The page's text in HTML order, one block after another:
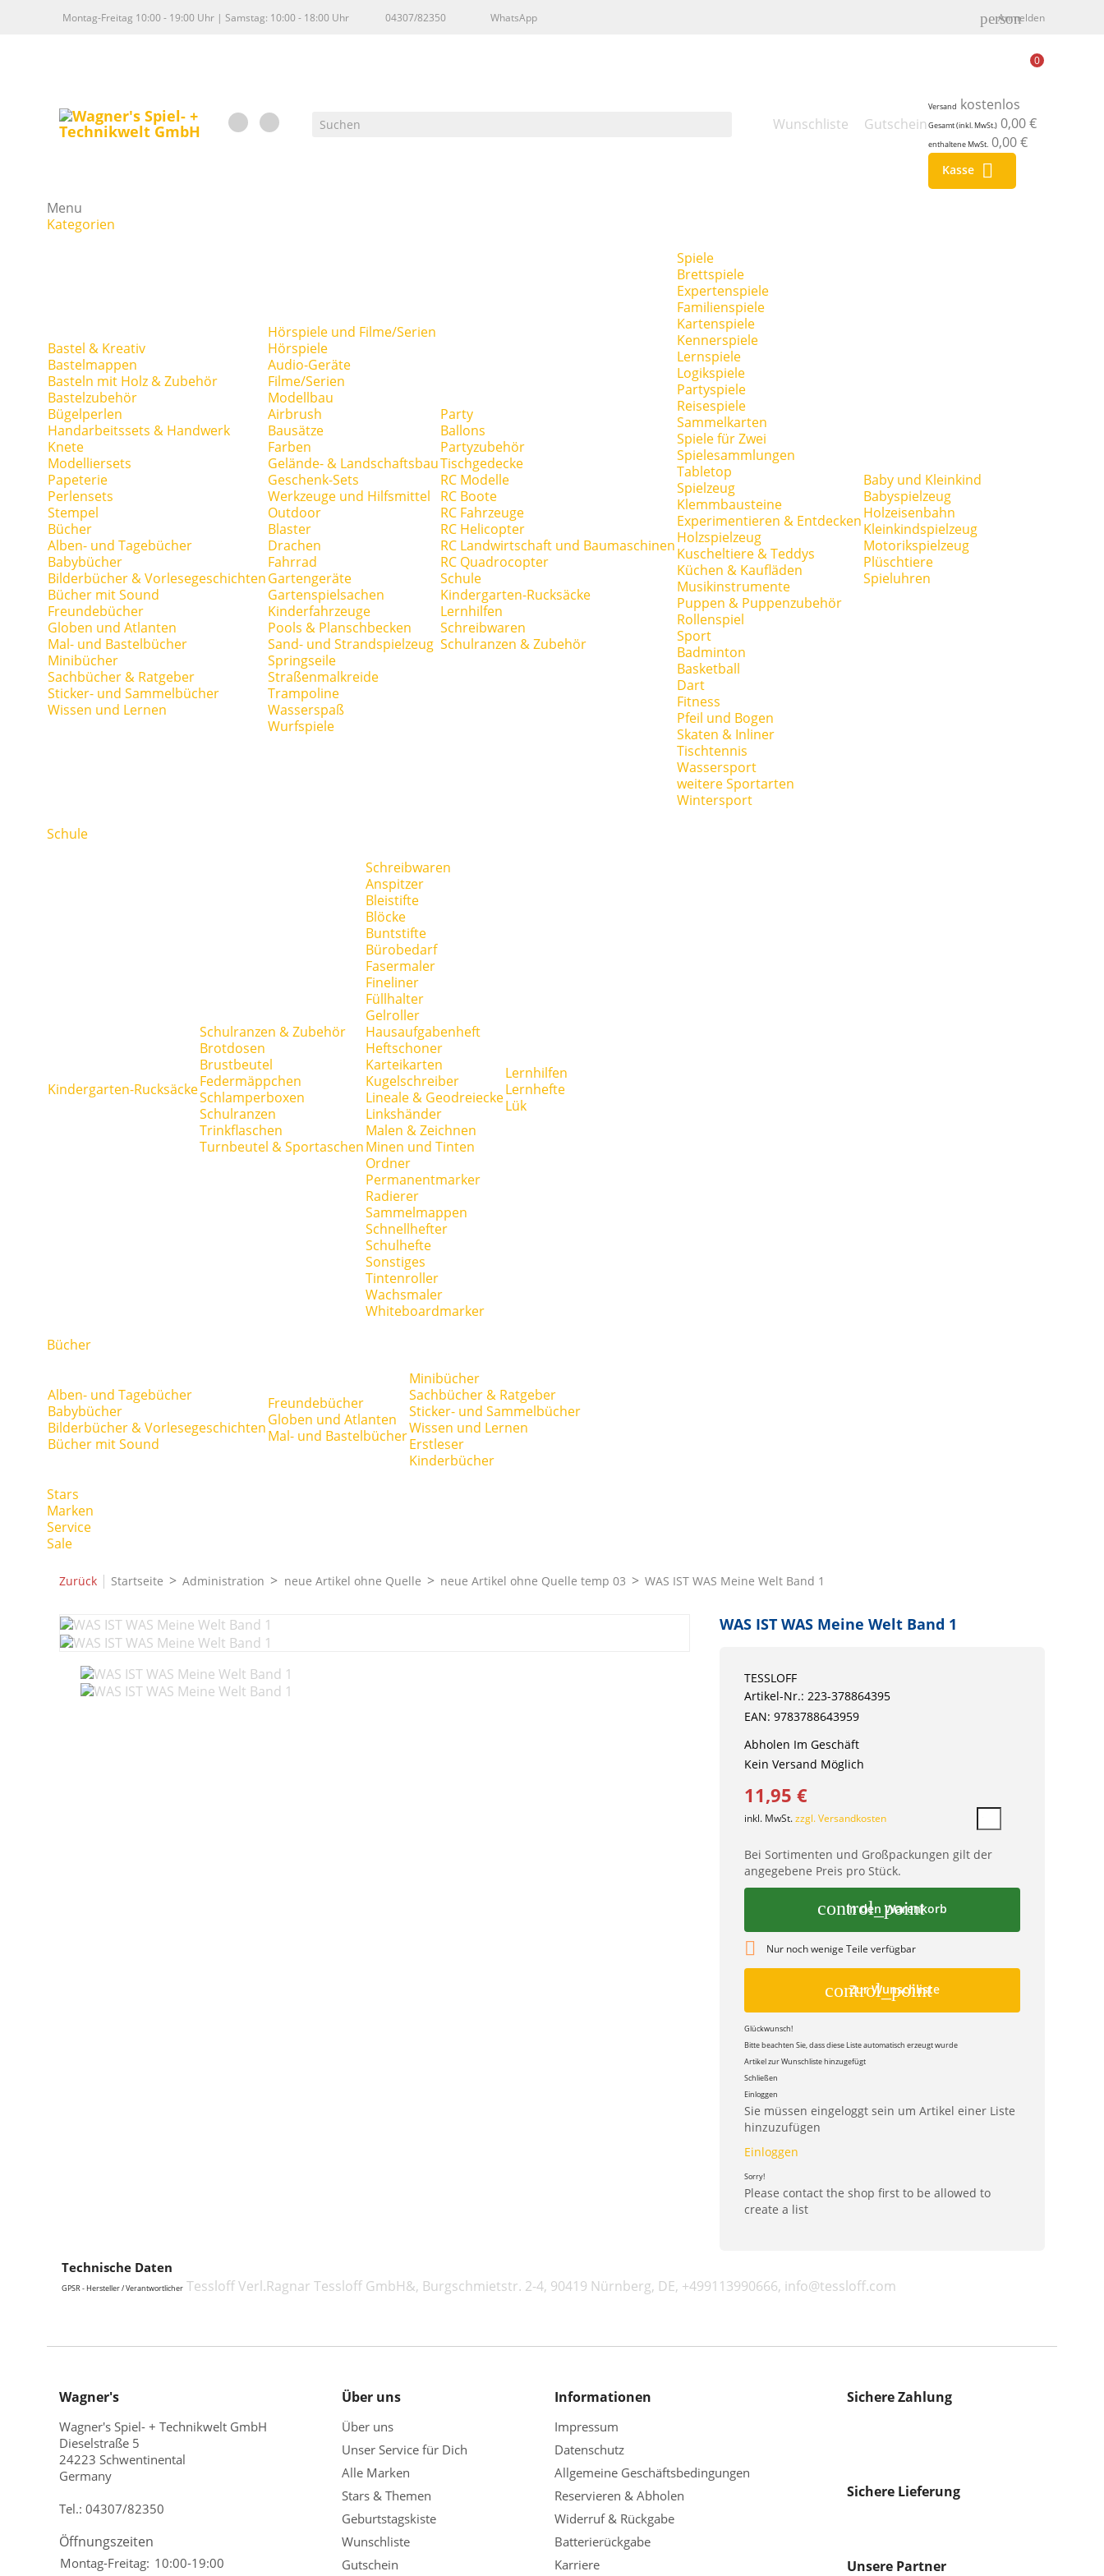
Montag-Freitag 10:00 - 19:00 Uhr | Samstag: 10:00 - 18:00 Uhr 04307/82350 WhatsApp person
Anmelden
Wunschliste Gutschein
0
Versand kostenlos
Gesamt (inkl. MwSt.) 0,00 €
enthaltene MwSt. 0,00 €
Kasse 
Menu
Kategorien
Bastel & Kreativ
Bastelmappen
Basteln mit Holz & Zubehör
Bastelzubehör
Bügelperlen
Handarbeitssets & Handwerk
Knete
Modelliersets
Papeterie
Perlensets
Stempel
Bücher
Alben- und Tagebücher
Babybücher
Bilderbücher & Vorlesegeschichten
Bücher mit Sound
Freundebücher
Globen und Atlanten
Mal- und Bastelbücher
Minibücher
Sachbücher & Ratgeber
Sticker- und Sammelbücher
Wissen und Lernen
Hörspiele und Filme/Serien
Hörspiele
Audio-Geräte
Filme/Serien
Modellbau
Airbrush
Bausätze
Farben
Gelände- & Landschaftsbau
Geschenk-Sets
Werkzeuge und Hilfsmittel
Outdoor
Blaster
Drachen
Fahrrad
Gartengeräte
Gartenspielsachen
Kinderfahrzeuge
Pools & Planschbecken
Sand- und Strandspielzeug
Springseile
Straßenmalkreide
Trampoline
Wasserspaß
Wurfspiele
Party
Ballons
Partyzubehör
Tischgedecke
RC Modelle
RC Boote
RC Fahrzeuge
RC Helicopter
RC Landwirtschaft und Baumaschinen
RC Quadrocopter
Schule
Kindergarten-Rucksäcke
Lernhilfen
Schreibwaren
Schulranzen & Zubehör
Spiele
Brettspiele
Expertenspiele
Familienspiele
Kartenspiele
Kennerspiele
Lernspiele
Logikspiele
Partyspiele
Reisespiele
Sammelkarten
Spiele für Zwei
Spielesammlungen
Tabletop
Spielzeug
Klemmbausteine
Experimentieren & Entdecken
Holzspielzeug
Kuscheltiere & Teddys
Küchen & Kaufläden
Musikinstrumente
Puppen & Puppenzubehör
Rollenspiel
Sport
Badminton
Basketball
Dart
Fitness
Pfeil und Bogen
Skaten & Inliner
Tischtennis
Wassersport
weitere Sportarten
Wintersport
Baby und Kleinkind
Babyspielzeug
Holzeisenbahn
Kleinkindspielzeug
Motorikspielzeug
Plüschtiere
Spieluhren
Schule
Kindergarten-Rucksäcke
Schulranzen & Zubehör
Brotdosen
Brustbeutel
Federmäppchen
Schlamperboxen
Schulranzen
Trinkflaschen
Turnbeutel & Sportaschen
Schreibwaren
Anspitzer
Bleistifte
Blöcke
Buntstifte
Bürobedarf
Fasermaler
Fineliner
Füllhalter
Gelroller
Hausaufgabenheft
Heftschoner
Karteikarten
Kugelschreiber
Lineale & Geodreiecke
Linkshänder
Malen & Zeichnen
Minen und Tinten
Ordner
Permanentmarker
Radierer
Sammelmappen
Schnellhefter
Schulhefte
Sonstiges
Tintenroller
Wachsmaler
Whiteboardmarker
Lernhilfen
Lernhefte
Lük
Bücher
Alben- und Tagebücher
Babybücher
Bilderbücher & Vorlesegeschichten
Bücher mit Sound
Freundebücher
Globen und Atlanten
Mal- und Bastelbücher
Minibücher
Sachbücher & Ratgeber
Sticker- und Sammelbücher
Wissen und Lernen
Erstleser
Kinderbücher
Stars
Marken
Service
Sale
Zurück | Startseite Administration neue Artikel ohne Quelle neue Artikel ohne Quelle temp 03 WAS IST WAS Meine Welt Band 1
WAS IST WAS Meine Welt Band 1
TESSLOFF
Artikel-Nr.: 223-378864395
EAN: 9783788643959
Abholen Im Geschäft
Kein Versand Möglich
11,95 €
inkl. MwSt.zzgl. Versandkosten
Bei Sortimenten und Großpackungen gilt der
angegebene Preis pro Stück.
control_point
In den Warenkorb
 Nur noch wenige Teile verfügbar
control_point
Zur Wunschliste
Glückwunsch!
Bitte beachten Sie, dass diese Liste automatisch erzeugt wurde
Artikel zur Wunschliste hinzugefügt
Schließen
Einloggen
Sie müssen eingeloggt sein um Artikel einer Liste
hinzuzufügen
Einloggen
Sorry!
Please contact the shop first to be allowed to
create a list
Technische Daten
GPSR - Hersteller / Verantwortlicher Tessloff Verl.Ragnar Tessloff GmbH&, Burgschmietstr. 2-4, 90419 Nürnberg, DE, +499113990666, info@tessloff.com
Wagner's
Wagner's Spiel- + Technikwelt GmbH
Dieselstraße 5
24223 Schwentinental
Germany
Tel.: 04307/82350
Öffnungszeiten
Montag-Freitag: 10:00-19:00
Über uns
Über uns
Unser Service für Dich
Alle Marken
Stars & Themen
Geburtstagskiste
Wunschliste
Gutschein
Informationen
Impressum
Datenschutz
Allgemeine Geschäftsbedingungen
Reservieren & Abholen
Widerruf & Rückgabe
Batterierückgabe
Karriere
Sichere Zahlung
Sichere Lieferung
Unsere Partner